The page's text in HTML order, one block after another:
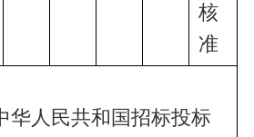
核
准
人民共和国招标投标